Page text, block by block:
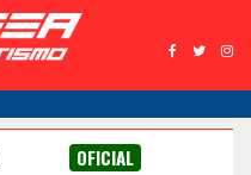
OFICIAL